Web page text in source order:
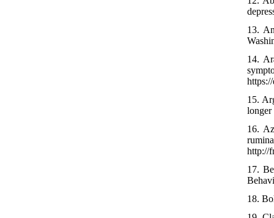
13.
14.
15.
longer
16.
http://
17.
18.